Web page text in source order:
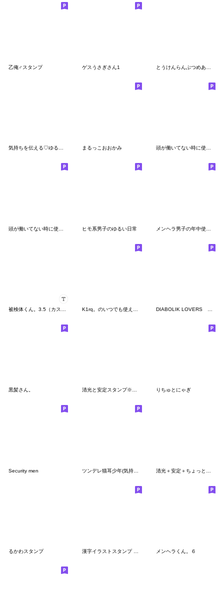
乙俺♂スタンプ ゲスうさぎさん1
気持ちを伝える♡ゆるパーカーくん まるっこおおかみ 頭が働いてない時に使うスタンプ10
ヒモ系男子のゆるい日常 メンヘラ男子の年中使える日常★病み
黒髪さん。 清光と安定スタンプ※修正版 りちゅとにゃぎ
Security men
るかわスタンプ メンヘラくん。６